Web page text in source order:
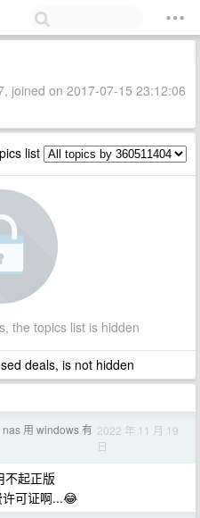
joined on 2017-07-15 23:12:06
list
the topics list is hidden
deals, is not hidden
nas 用 windows 有 2022 年 11 月 19
日
不起正版
可证啊...😂